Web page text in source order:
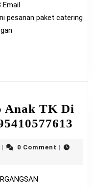
Email
pesanan paket catering
Anak TK Di
0 Comment